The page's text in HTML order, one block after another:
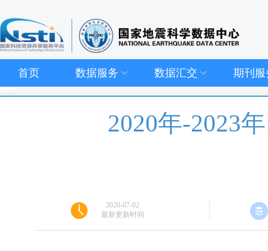
首页 数据服务 数据汇交 期刊服
2020年-2023
2026-07-02
最新更新时间